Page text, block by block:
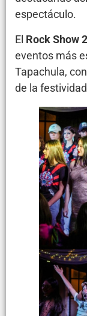
espectáculo.
El Rock Show
eventos más
Tapachula,
de la